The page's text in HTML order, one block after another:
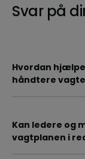
Svar på
Hvordan
håndtere
Kan ledere og
vagtplanen i